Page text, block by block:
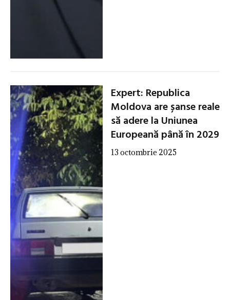
Expert: Republica
Moldova are șanse reale
să adere la Uniunea
Europeană până în 2029
13 octombrie 2025